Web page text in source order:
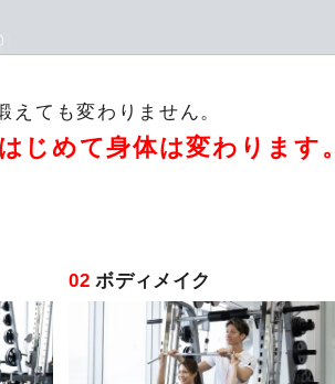
えても変わりません。
はじめて身体は変わります。
02 ボディメイク